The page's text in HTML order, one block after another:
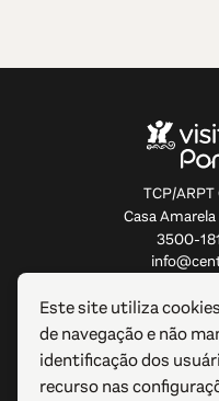
TCP/
Casa
3500-
SOBRE ESTE WEBSITE
LIGAÇÕES ÚTEIS
Este site utiliza
de navegação e não
identificação dos
recurso nas